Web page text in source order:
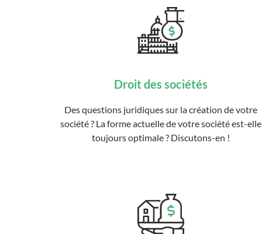
Droit des sociétés
Des questions juridiques sur la création de votre
société ? La forme actuelle de votre société est-elle
toujours optimale ? Discutons-en !